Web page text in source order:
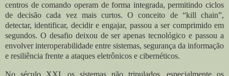
centros de comando operam de forma integrada, permitindo ciclos
de decisão cada vez mais curtos. O conceito de “kill chain”,
detectar, identificar, decidir e engajar, passou a ser comprimido em
segundos. O desafio deixou de ser apenas tecnológico e passou a
envolver interoperabilidade entre sistemas, segurança da informação
e resiliência frente a ataques eletrônicos e cibernéticos.
No século XXI, os sistemas não tripulados, especialmente os